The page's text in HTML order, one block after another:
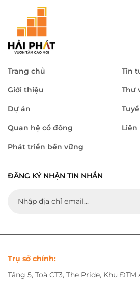
Trang chủ
Giới thiệu
Dự án
Quan hệ cổ đông
Phát triển bền vững
Tin
Thư
Liên
ĐĂNG KÝ NHẬN TIN NHẮN
Trụ sở chính:
Tầng 5, Toà CT3, The Pride, Khu